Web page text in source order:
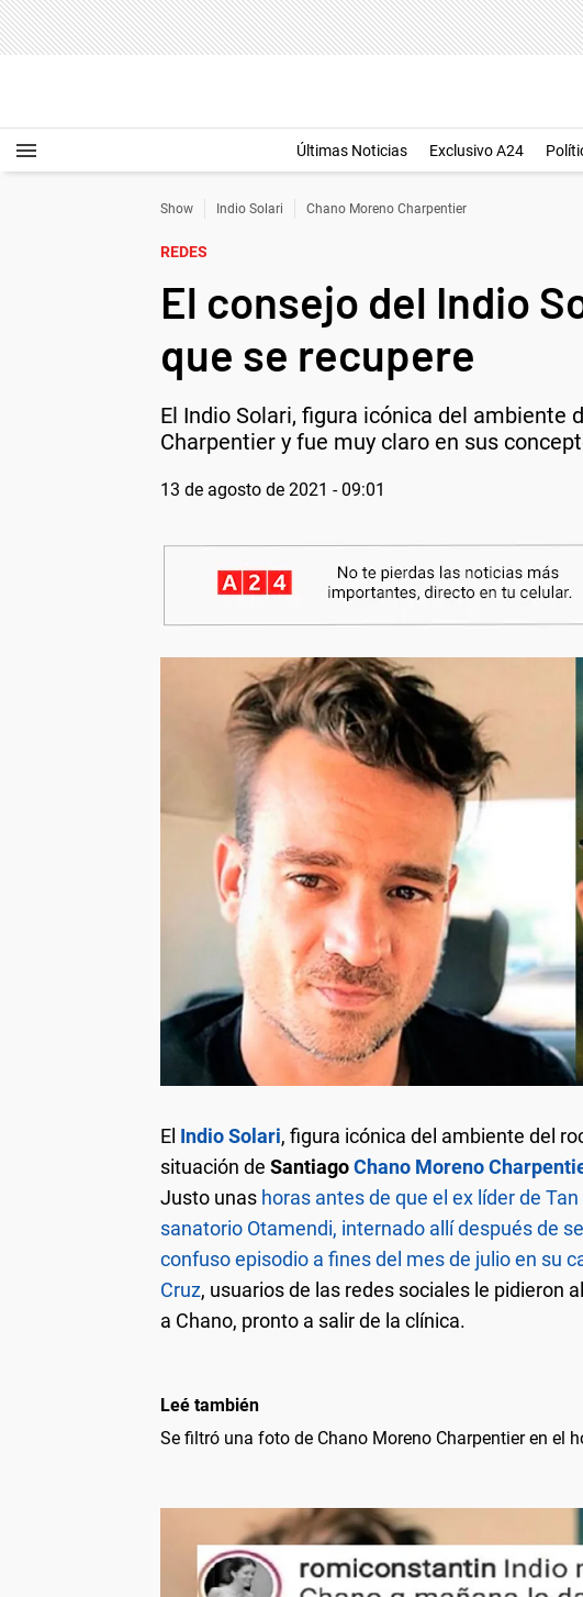
Últimas Noticias Exclusivo A24
Show Indio Solari Chano Moreno Charpentier
REDES
El consejo del Indio
que se recupere
El Indio Solari, figura icónica del ambiente
Charpentier y fue muy claro en sus
13 de agosto de 2021 - 09:01
El Indio Solari, figura icónica del ambiente del
situación de SantiagoChano Moreno
Justo unas horas antes de que el ex líder de
sanatorio Otamendi, internado allí después de
confuso episodio a fines del mes de julio en su
Cruz, usuarios de las redes sociales le pidieron
a Chano, pronto a salir de la clínica.
Leé también
Se filtró una foto de Chano Moreno Charpentier en el